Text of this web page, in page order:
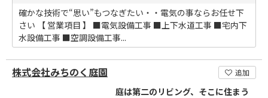
確かな技術で“思い”もつなぎたい・・電気の事ならお任せ下
さい 【 営業項目 】 ■電気設備工事 ■上下水道工事 ■宅内下
水設備工事 ■空調設備工事...
株式会社みちのく庭園 追加
庭は第二のリビング、そこに住まう